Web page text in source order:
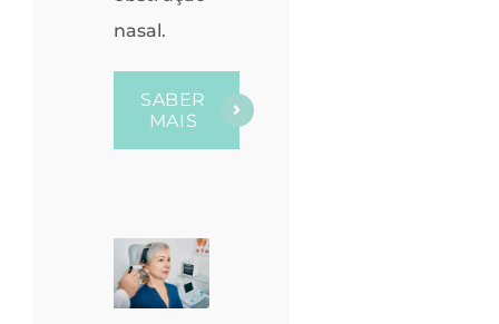
nasal.
SABER
MAIS